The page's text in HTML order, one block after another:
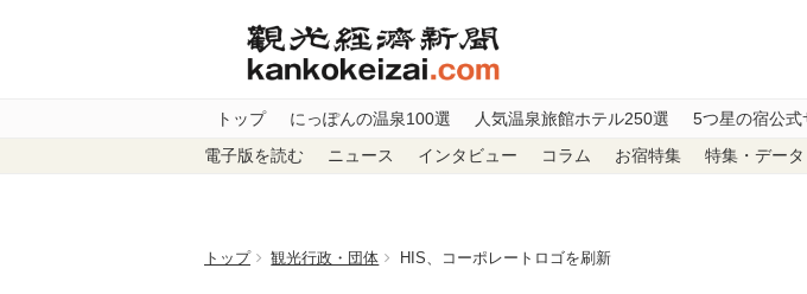
トップ にっぽんの温泉100選 人気温泉旅館ホテル250選 5つ星の宿公式
電子版を読む ニュース インタビュー コラム お宿特集 特集・データ
トップ 観光行政・団体 HIS、コーポレートロゴを刷新